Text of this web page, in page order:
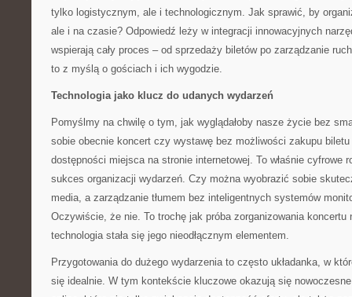
tylko logistycznym, ale i technologicznym. Jak sprawić, by
ale i na czasie? Odpowiedź leży w integracji innowacyjnych
wspierają cały proces – od sprzedaży biletów po zarządzanie
to z myślą o gościach i ich wygodzie.
Technologia jako klucz do udanych wydarzeń
Pomyślmy na chwilę o tym, jak wyglądałoby nasze życie bez
sobie obecnie koncert czy wystawę bez możliwości zakupu
dostępności miejsca na stronie internetowej. To właśnie cyfrowe
sukces organizacji wydarzeń. Czy można wyobrazić sobie
media, a zarządzanie tłumem bez inteligentnych systemów
Oczywiście, że nie. To trochę jak próba zorganizowania koncertu
technologia stała się jego nieodłącznym elementem.
Przygotowania do dużego wydarzenia to często układanka, w
się idealnie. W tym kontekście kluczowe okazują się